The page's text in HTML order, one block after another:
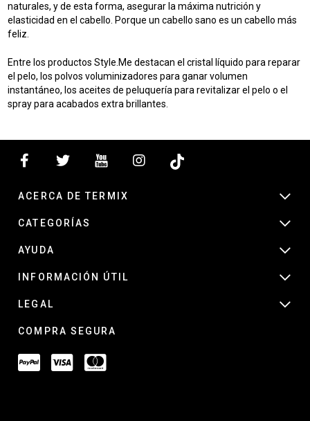
naturales, y de esta forma, asegurar la máxima nutrición y
elasticidad en el cabello. Porque un cabello sano es un cabello más
feliz.
Entre los productos Style.Me destacan elcristal líquido para reparar
el pelo, los polvos voluminizadores para ganar volumen
instantáneo, losaceites de peluquería para revitalizar el pelo o el
spray para acabados extra brillantes.
ACERCA DE TERMIX
CATEGORÍAS
AYUDA
INFORMACIÓN ÚTIL
LEGAL
COMPRA SEGURA